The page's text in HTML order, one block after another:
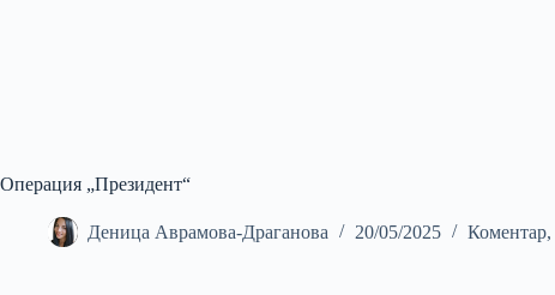
Операция „Президент“
Деница Аврамова-Драганова 20/05/2025 Коментар,